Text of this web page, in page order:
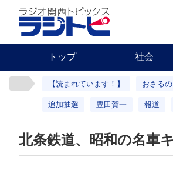
トップ 社会
【読まれています！】 おさる
追加抽選 豊田賀一 報道
北条鉄道、昭和の名車